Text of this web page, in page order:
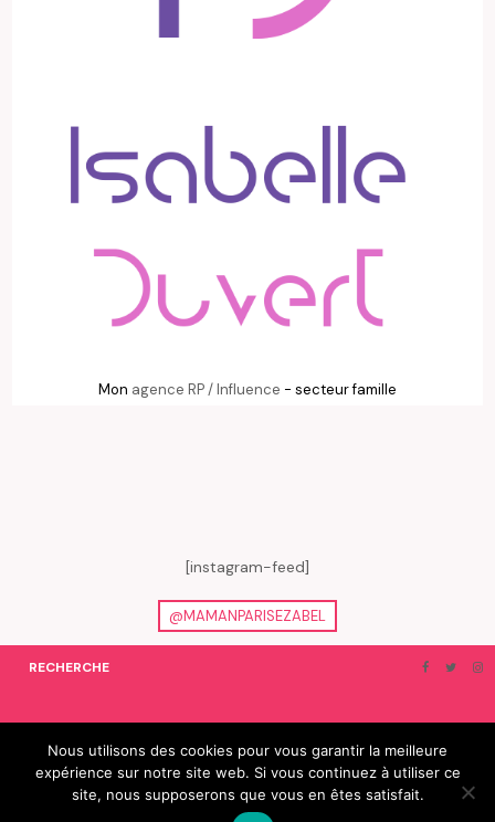
Mon agence RP / Influence - secteur famille
[instagram-feed]
@MAMANPARISEZABEL
RECHERCHE
ON EN PARLE… BLOGROLL
© 2019 e-Zabel - tous droits réservés. fabriqué avec amour par
camille villard | cdltbisou
Nous utilisons des cookies pour vous garantir la meilleure
expérience sur notre site web. Si vous continuez à utiliser ce
site, nous supposerons que vous en êtes satisfait.